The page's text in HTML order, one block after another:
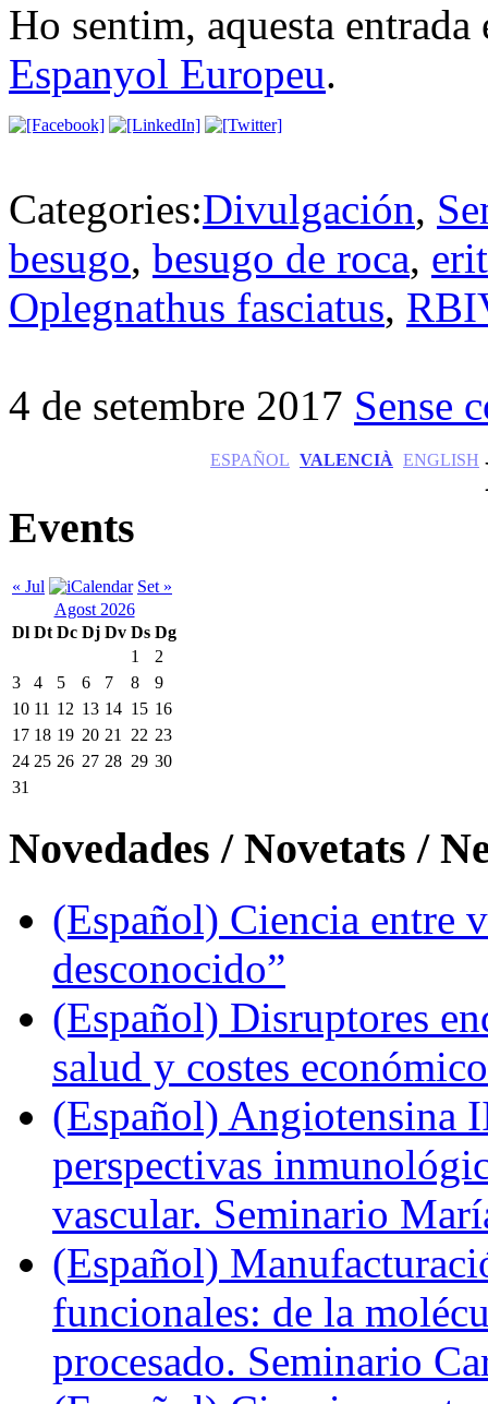
Ho sentim, aquesta
Espanyol Europeu.
Categories:Divulgación,
besugo, besugo de roca,
Oplegnathus fasciatus,
4 de setembre 2017 Sense
ESPAÑOL VALENCIÀ ENGLISH
Events
« Jul
Set »
Agost 2026
Dl Dt Dc Dj Dv Ds Dg
1
2
3
4 5 6 7 8
9
10 11 12 13 14 15 16
17 18 19 20 21 22 23
24 25 26 27 28 29 30
31
Novedades / Novetats /
(Español) Ciencia entre
desconocido”
(Español) Disruptores
salud y costes
(Español) Angiotensina
perspectivas
vascular. Seminario
(Español)
funcionales: de la
procesado. Seminario